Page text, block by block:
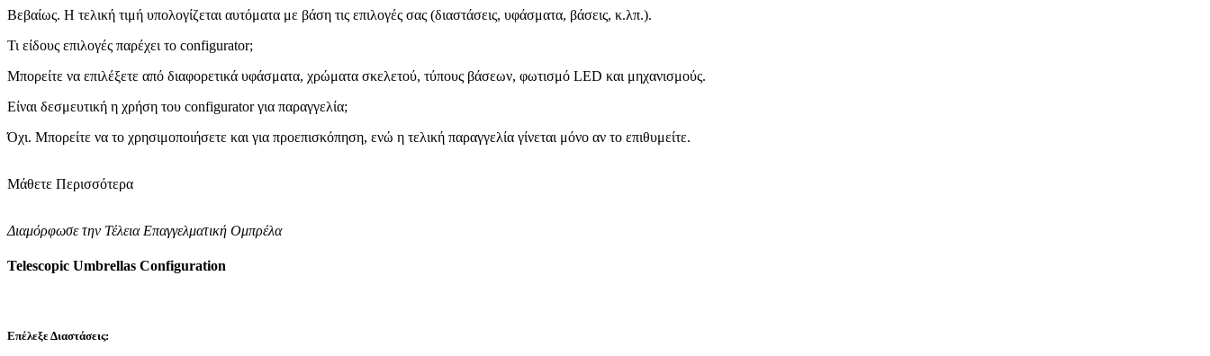
Βεβαίως. Η τελική τιμή υπολογίζεται αυτόματα με βάση τις επιλογές σας (διαστάσεις, υφάσματα, βάσεις, κ.λπ.).
Τι είδους επιλογές παρέχει το configurator;
Μπορείτε να επιλέξετε από διαφορετικά υφάσματα, χρώματα σκελετού, τύπους βάσεων, φωτισμό LED και μηχανισμούς.
Είναι δεσμευτική η χρήση του configurator για παραγγελία;
Όχι. Μπορείτε να το χρησιμοποιήσετε και για προεπισκόπηση, ενώ η τελική παραγγελία γίνεται μόνο αν το επιθυμείτε.
Μάθετε Περισσότερα
Διαμόρφωσε την Τέλεια Επαγγελματική Ομπρέλα
Telescopic Umbrellas Configuration
Επέλεξε Διαστάσεις: